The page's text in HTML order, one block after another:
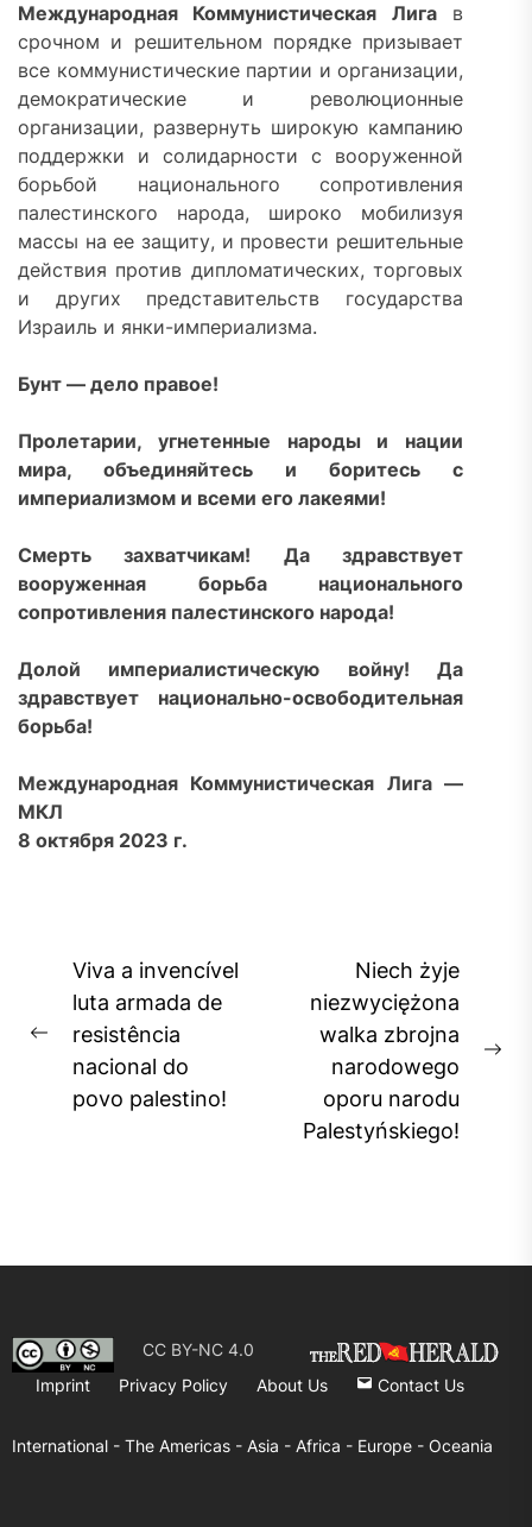
Международная Коммунистическая Лигав
срочном и решительном порядке призывает
все коммунистические партии и организации,
демократические и революционные
организации, развернуть широкую кампанию
поддержки и солидарности с вооруженной
борьбой национального сопротивления
палестинского народа, широко мобилизуя
массы на ее защиту, и провести решительные
действия против дипломатических, торговых
и других представительств государства
Израиль и янки-империализма.
Бунт — дело правое!
Пролетарии, угнетенные народы и нации
мира, объединяйтесь и боритесь с
империализмом и всеми его лакеями!
Смерть захватчикам! Да здравствует
вооруженная борьба национального
сопротивления палестинского народа!
Долой империалистическую войну! Да
здравствует национально-освободительная
борьба!
Международная Коммунистическая Лига —
МКЛ
8 октября 2023 г.
Post
navigation
Previous
post:
Viva a invencível
luta armada de
resistência
nacional do
povo palestino!
Niech żyje
niezwyciężona
walka zbrojna
narodowego
oporu narodu
Palestyńskiego!
CC BY-NC 4.0
Imprint
Privacy Policy About Us Contact Us
International - The Americas - Asia - Africa - Europe - Oceania